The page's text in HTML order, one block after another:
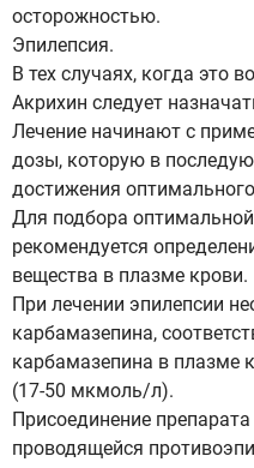
осторожностью.
Эпилепсия.
В тех случаях, когда это
Акрихин следует
Лечение начинают с
дозы, которую в
достижения
Для подбора
рекомендуется
вещества в плазме крови.
При лечении эпилепсии
карбамазепина,
карбамазепина в плазме
(17-50 мкмоль/л).
Присоединение
проводящейся